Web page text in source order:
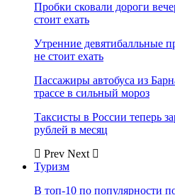
Пробки сковали дороги
стоит ехать
Утренние девятибалльные
не стоит ехать
Пассажиры автобуса из
трассе в сильный мороз
Таксисты в России теперь
рублей в месяц
Prev Next
Туризм
В топ-10 по популярности